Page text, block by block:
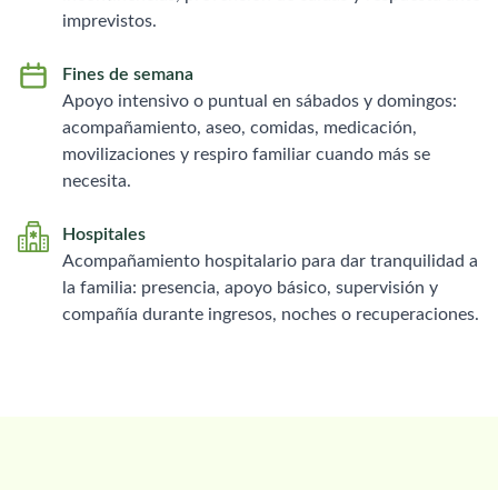
imprevistos.
Fines de semana
Apoyo intensivo o puntual en sábados y domingos:
acompañamiento, aseo, comidas, medicación,
movilizaciones y respiro familiar cuando más se
necesita.
Hospitales
Acompañamiento hospitalario para dar tranquilidad a
la familia: presencia, apoyo básico, supervisión y
compañía durante ingresos, noches o recuperaciones.